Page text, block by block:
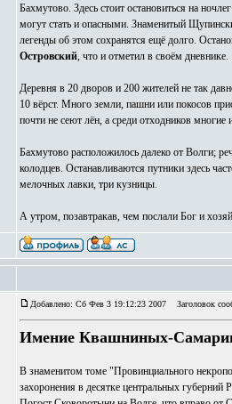
Бахмутово. Здесь стоит остановиться на
могут стать и опасными. Знаменитый
легенды об этом сохранятся ещё долго.
Островский, что и отметил в своём дневнике.
Деревня в 20 дворов и 200 жителей не так
10 вёрст. Много земли, пашни или покосов
почти не сеют лён, а среди отходников многие
Бахмутово расположилось далеко от Волги;
колодцев. Останавливаются путники здесь
мелочных лавки, три кузницы.
А утром, позавтракав, чем послали Бог и
Добавлено: Сб Фев 3 19:12:23 2007 Заголовок
Имение Квашниных-
В знаменитом томе "Провинциального
захоронения в десятке центральных